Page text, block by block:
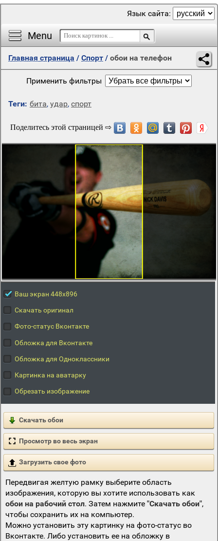
Menu
Язык сайта:
Главная страница / Спорт / обои на телефон
Применить фильтры
Теги: бита, удар, спорт
Ваш экран 448x896
Скачать оригинал
Фото-статус Вконтакте
Обложка для Вконтакте
Обложка для Одноклассники
Картинка на аватарку
Обрезать изображение
Скачать обои
Просмотр во весь экран
Загрузить свое фото
Передвигая желтую рамку выберите область
изображения, которую вы хотите использовать как
обои на рабочий стол. Затем нажмите "Скачать обои",
чтобы сохранить их на компьютер.
Можно установить эту картинку на фото-статус во
Вконтакте. Либо установить ее на обложку в